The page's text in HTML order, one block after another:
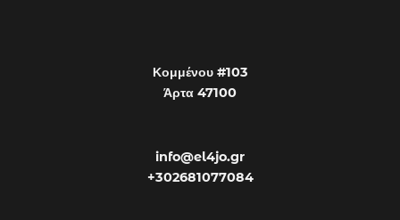
Κομμένου #103
Άρτα 47100
info@el4jo.gr
+302681077084